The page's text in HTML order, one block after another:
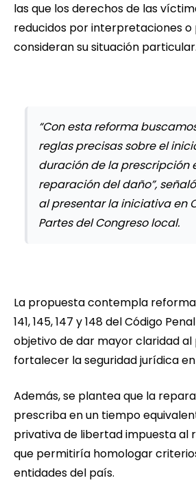
las que los derechos de las
reducidos por interpretaciones o
consideran su situación particular.
“Con esta reforma
reglas precisas sobre el
duración de la prescripción
reparación del daño”,
al presentar la iniciativa en
Partes del Congreso local.
La propuesta contempla
141, 145, 147 y 148 del Código
objetivo de dar mayor claridad
fortalecer la seguridad jurídica
Además, se plantea que la
prescriba en un tiempo
privativa de libertad impuesta al
que permitiría homologar
entidades del país.